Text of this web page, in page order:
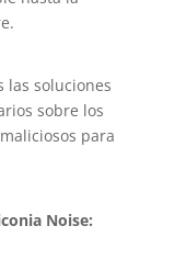
las soluciones
sobre los
para
Noise: